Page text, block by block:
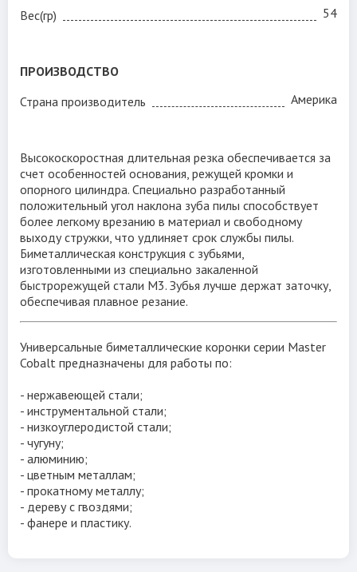
Вес(гр) 54
ПРОИЗВОДСТВО
Страна производитель
Америка
Высокоскоростная длительная резка обеспечивается за
счет особенностей основания, режущей кромки и
опорного цилиндра. Специально разработанный
положительный угол наклона зуба пилы способствует
более легкому врезанию в материал и свободному
выходу стружки, что удлиняет срок службы пилы.
Биметаллическая конструкция с зубьями,
изготовленными из специально закаленной
быстрорежущей стали M3. Зубья лучше держат заточку,
обеспечивая плавное резание.
Универсальные биметаллические коронки серии Master
Cobalt предназначены для работы по:
- нержавеющей стали;
- инструментальной стaли;
- низкоуглеродистой стaли;
- чугуну;
- алюминию;
- цветным металлам;
- прокатному металлу;
- дереву с гвоздями;
- фанере и пластику.
Сверлим нержавейку биметаллическим сверлом-
коронкой MORSE